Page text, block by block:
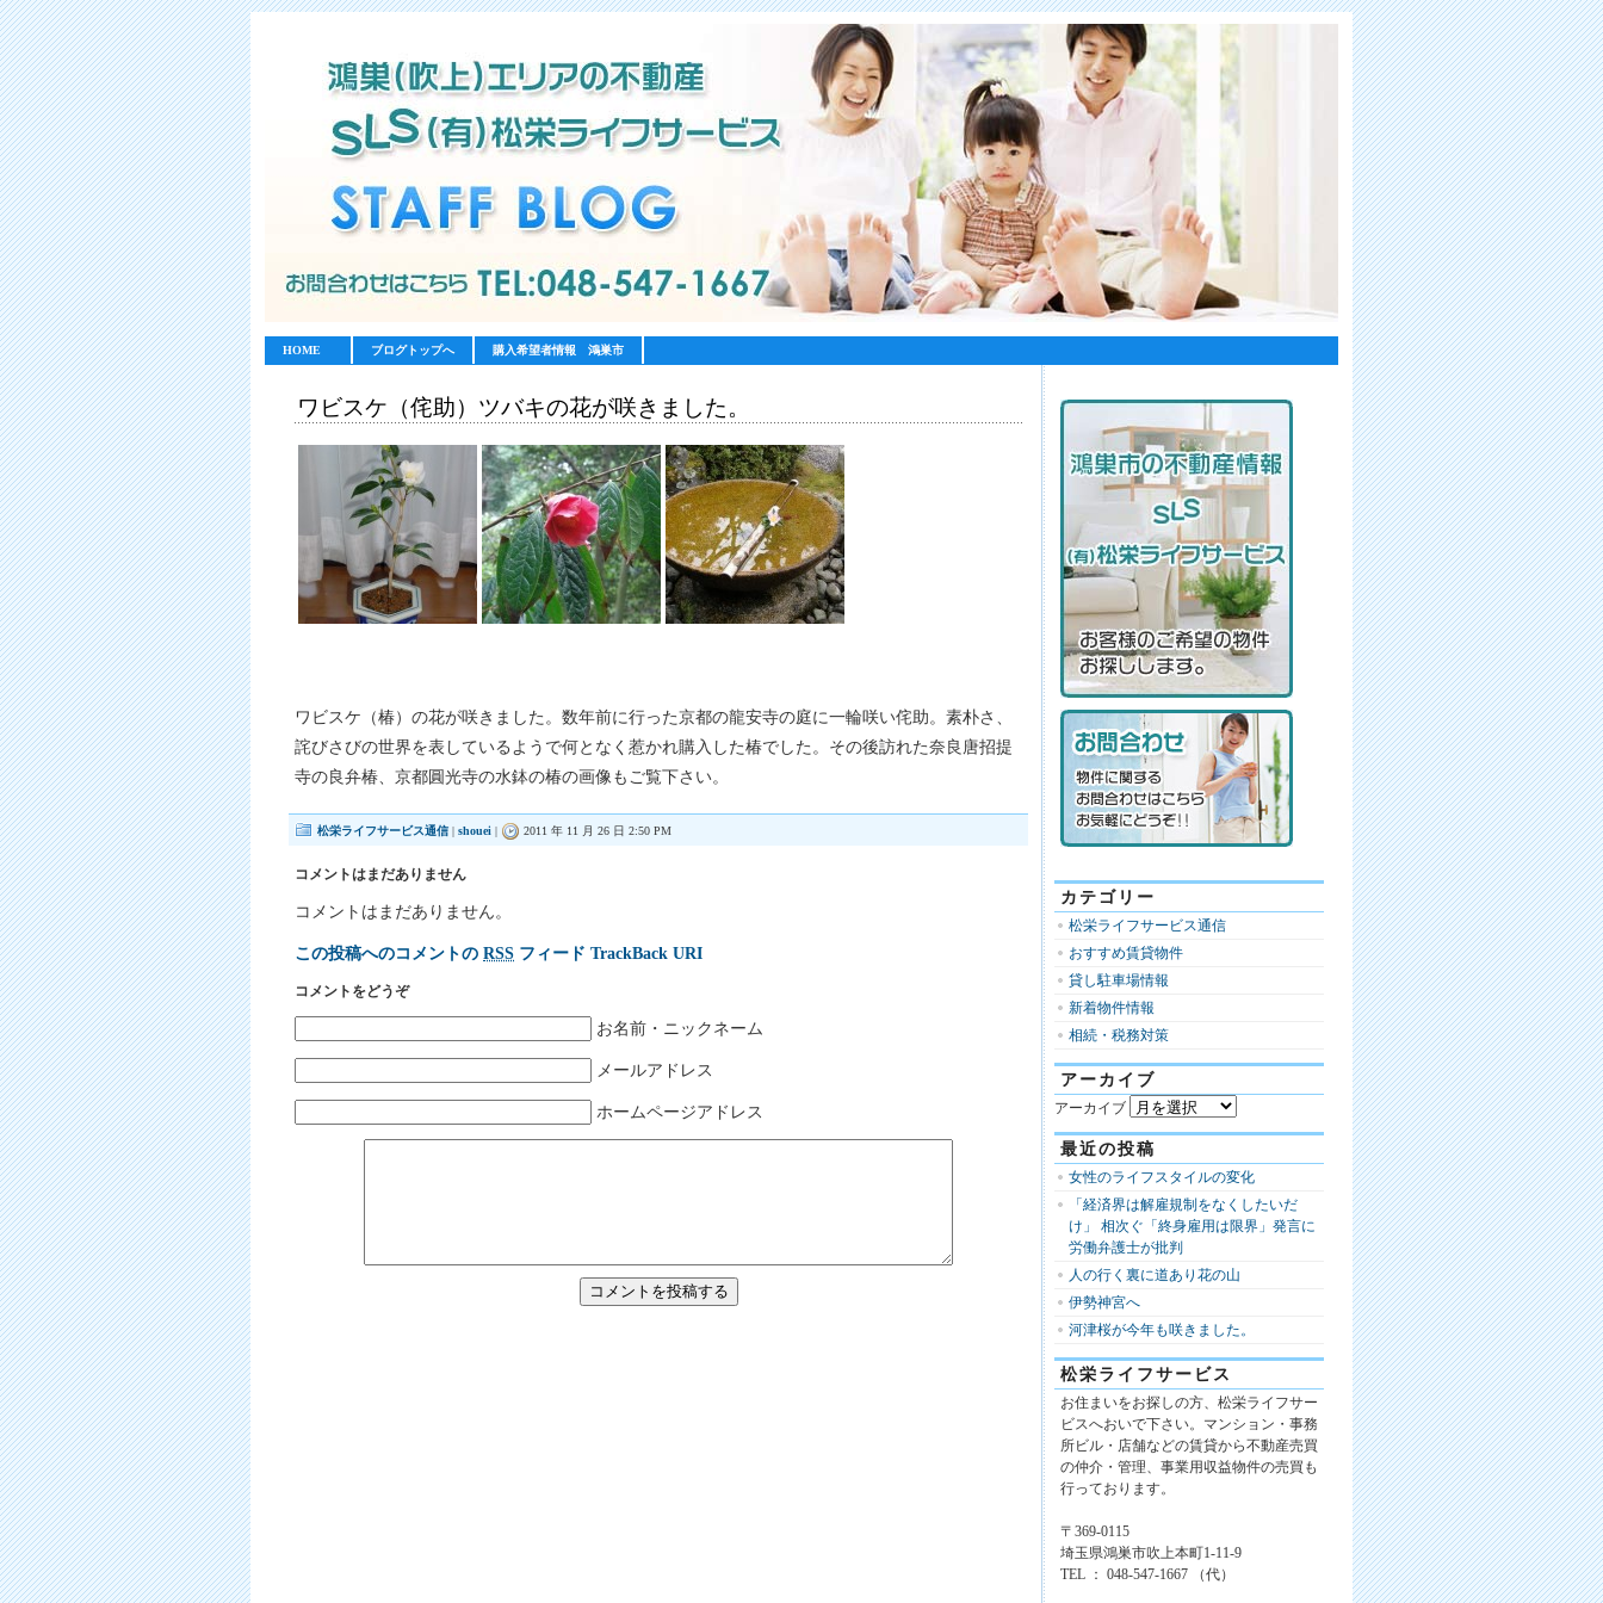
HOME ブログトップへ 購入希望者情報 鴻巣市
ワビスケ（侘助）ツバキの花が咲きました。
ワビスケ（椿）の花が咲きました。数年前に行った京都の龍安寺の庭に一輪咲い侘助。素朴さ、
詫びさびの世界を表しているようで何となく惹かれ購入した椿でした。その後訪れた奈良唐招提
寺の良弁椿、京都圓光寺の水鉢の椿の画像もご覧下さい。
松栄ライフサービス通信 | shouei | 2011 年 11 月 26 日 2:50 PM
コメントはまだありません
コメントはまだありません。
この投稿へのコメントの RSS フィード TrackBack URI
コメントをどうぞ
お名前・ニックネーム
メールアドレス
ホームページアドレス
カテゴリー
松栄ライフサービス通信
おすすめ賃貸物件
貸し駐車場情報
新着物件情報
相続・税務対策
アーカイブ
アーカイブ
最近の投稿
女性のライフスタイルの変化
「経済界は解雇規制をなくしたいだ
け」 相次ぐ「終身雇用は限界」発言に
労働弁護士が批判
人の行く裏に道あり花の山
伊勢神宮へ
河津桜が今年も咲きました。
松栄ライフサービス
お住まいをお探しの方、松栄ライフサー
ビスへおいで下さい。マンション・事務
所ビル・店舗などの賃貸から不動産売買
の仲介・管理、事業用収益物件の売買も
行っております。
〒369-0115
埼玉県鴻巣市吹上本町1-11-9
TEL ： 048-547-1667 （代）